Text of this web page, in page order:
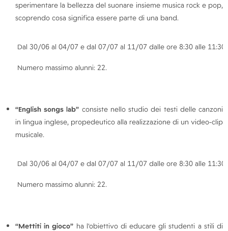
sperimentare la bellezza del suonare insieme musica rock e pop,
scoprendo cosa significa essere parte di una band.
Dal 30/06 al 04/07 e dal 07/07 al 11/07 dalle ore 8:30 alle 11:30.
Numero massimo alunni: 22.
“English songs lab” consiste nello studio dei testi delle canzoni
in lingua inglese, propedeutico alla realizzazione di un video-clip
musicale.
Dal 30/06 al 04/07 e dal 07/07 al 11/07 dalle ore 8:30 alle 11:30.
Numero massimo alunni: 22.
“Mettiti in gioco” ha l'obiettivo di educare gli studenti a stili di